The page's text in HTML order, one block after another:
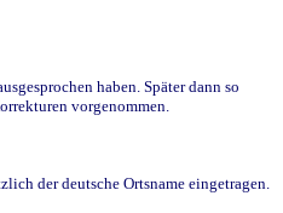
haben. Später dann so
vorgenommen.
der deutsche Ortsname eingetragen.